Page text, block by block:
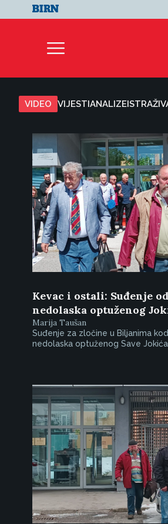
VIDEO VIJESTIANALIZE
Kevac i ostali: Suđenje
nedolaska optuženog
Marija Taušan
Suđenje za zločine u Biljanima
nedolaska optuženog Save Jokića.